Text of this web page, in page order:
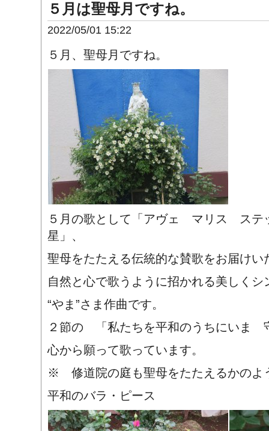
５月は聖母月ですね。
2022/05/01 15:22
５月、聖母月ですね。
５月の歌として「アヴェ マリス ステ
星」、
聖母をたたえる伝統的な賛歌をお届けい
自然と心で歌うように招かれる美しくシ
“やま”さま作曲です。
２節の 「私たちを平和のうちにいま
心から願って歌っています。
※ 修道院の庭も聖母をたたえるかのよ
平和のバラ・ピース